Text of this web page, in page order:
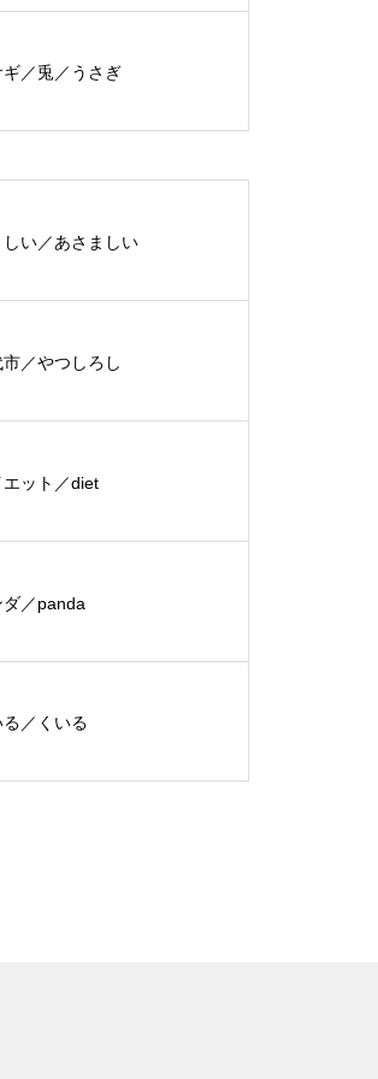
ギ／兎／うさぎ
しい／あさましい
市／やつしろし
エット／diet
ダ／panda
／くいる